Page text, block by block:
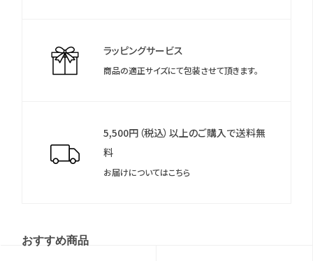
ラッピングサービス
商品の適正サイズにて包装させて頂きます。
5,500円（税込）以上のご購入で送料無
料
お届けについてはこちら
おすすめ商品